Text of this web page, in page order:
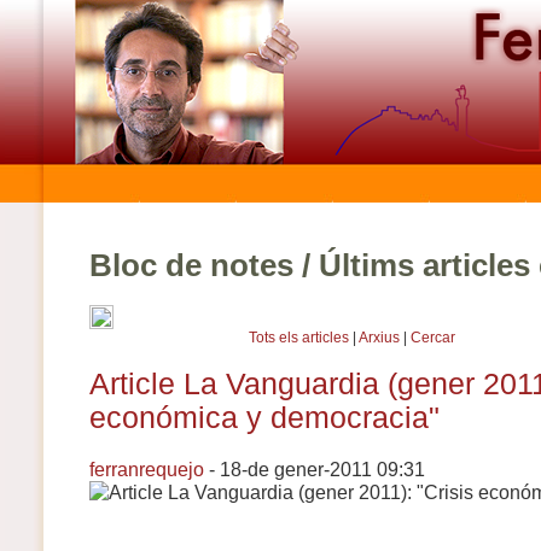
Bloc de notes / Últims articles
Tots els articles Arxius Cercar
Article La Vanguardia (gener
económica y democracia"
ferranrequejo- 18-de gener-2011 09:31